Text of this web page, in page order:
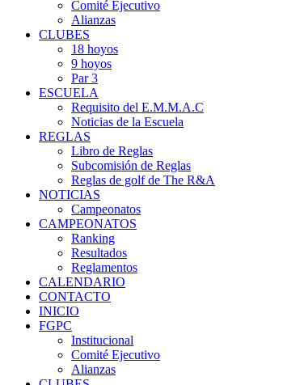
Comité Ejecutivo
Alianzas
CLUBES
18 hoyos
9 hoyos
Par 3
ESCUELA
Requisito del E.M.M.A.C
Noticias de la Escuela
REGLAS
Libro de Reglas
Subcomisión de Reglas
Reglas de golf de The R&A
NOTICIAS
Campeonatos
CAMPEONATOS
Ranking
Resultados
Reglamentos
CALENDARIO
CONTACTO
INICIO
FGPC
Institucional
Comité Ejecutivo
Alianzas